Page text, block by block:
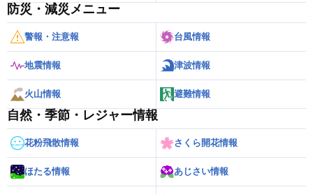
防災・減災メニュー
警報・注意報 台風情報
地震情報 津波情報
火山情報 避難情報
自然・季節・レジャー情報
花粉飛散情報 さくら開花情報
ほたる情報 あじさい情報